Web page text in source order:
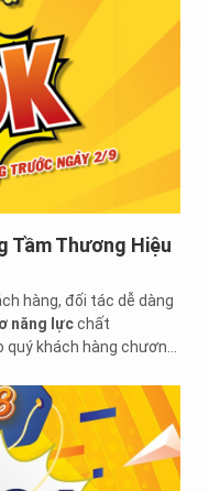
Tầm Thương Hiệu
hàng, đối tác dễ dàng
năng lựcchất
khách hàng chương